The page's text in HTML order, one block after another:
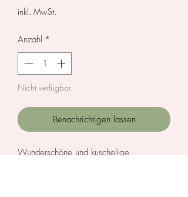
inkl. MwSt.
Anzahl *
Nicht verfügbar
Benachrichtigen lassen
Wunderschöne und kuschelige